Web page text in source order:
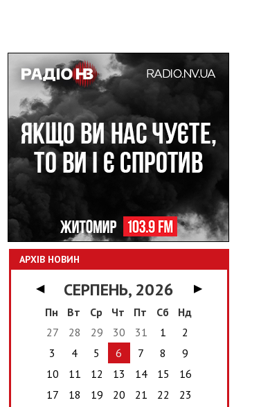
АРХІВ НОВИН
◀ СЕРПЕНЬ, 2026
▶
Пн
Вт Ср Чт Пт Сб
Нд
27
28 29 30 31 1
2
3
4 5 6 7 8
9
10
11 12 13 14 15
16
17
18 19 20 21 22
23